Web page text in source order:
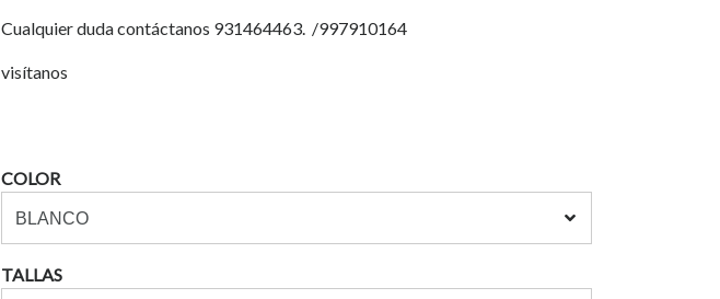
Cualquier duda contáctanos 931464463. /997910164
visítanos
COLOR
TALLAS